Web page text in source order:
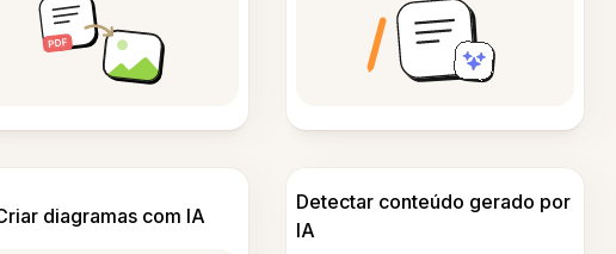
diagramas com IA
Detectar conteúdo gerado por
IA